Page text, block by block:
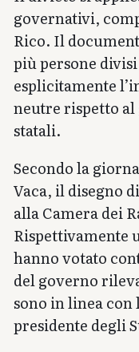
governativi,
Rico. Il
più persone divisi
esplicitamente
neutre rispetto
statali.
Secondo la
Vaca, il disegno
alla Camera dei
Rispettivamente
hanno votato
del governo
sono in linea con
presidente degli